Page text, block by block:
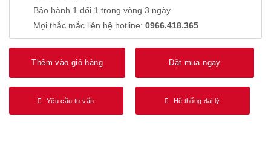
Bảo hành 1 đổi 1 trong vòng 3 ngày
Mọi thắc mắc liên hệ hotline: 0966.418.365
Thêm vào giỏ hàng Đặt mua ngay
Yêu cầu tư vấn Hệ thống đại lý